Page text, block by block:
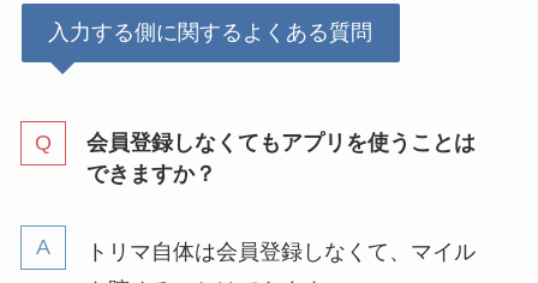
入力する側に関するよくある質問
会員登録しなくてもアプリを使うことは
できますか？
トリマ自体は会員登録しなくて、マイル